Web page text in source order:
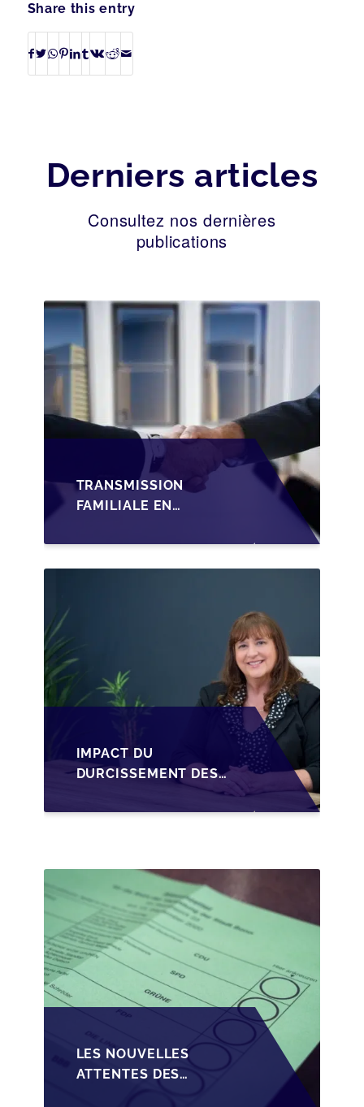
Share this entry
Derniers articles
Consultez nos dernières
publications
TRANSMISSION
FAMILIALE EN
STRUCTURER LA
CESSION DES PARTS
IMPACT DU
DURCISSEMENT DES
CRÉDIT SUR LA
LES NOUVELLES
ATTENTES DES